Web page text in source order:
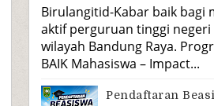
Birulangitid-Kabar baik bagi
aktif perguruan tinggi negeri
wilayah Bandung Raya.
BAIK Mahasiswa – Impact...
Pendaftaran